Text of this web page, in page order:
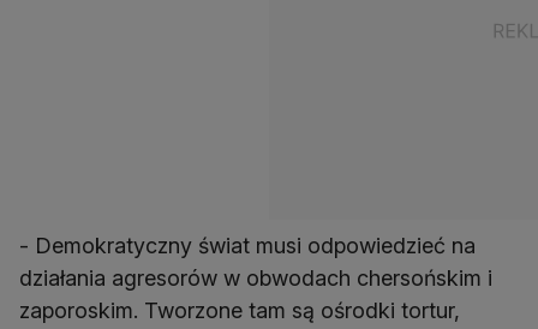
- Demokratyczny świat musi odpowiedzieć na
działania agresorów w obwodach chersońskim i
zaporoskim. Tworzone tam są ośrodki tortur,